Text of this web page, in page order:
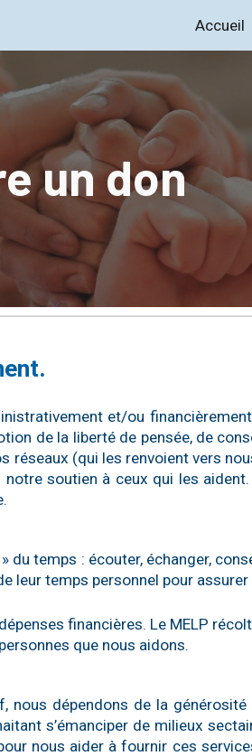
Accueil
un don
et/ou
de la liberté de pensée, de
réseaux (qui les renvoient vers
soutien à ceux qui les
du temps : écouter, échanger,
leur temps personnel pour
financières. Le MELP
que nous aidons.
nous dépendons de la
s’émanciper de milieux
nous aider à fournir ces